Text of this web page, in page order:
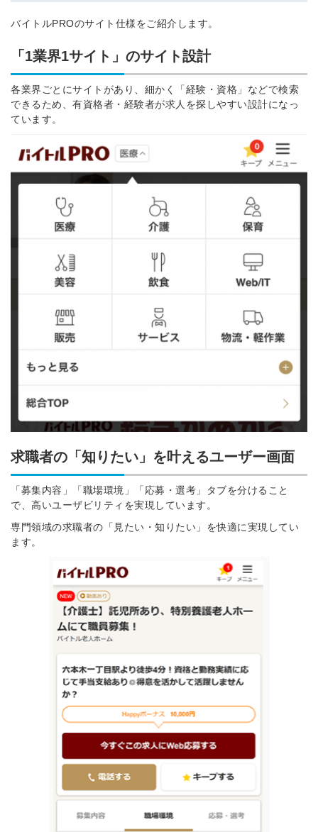
バイトルPROのサイト仕様をご紹介します。
「1業界1サイト」のサイト設計
各業界ごとにサイトがあり、細かく「経験・資格」などで検索
できるため、有資格者・経験者が求人を探しやすい設計になっ
ています。
求職者の「知りたい」を叶えるユーザー画面
「募集内容」「職場環境」「応募・選考」タブを分けること
で、高いユーザビリティを実現しています。
専門領域の求職者の「見たい・知りたい」を快適に実現してい
ます。
する
ログイン
許可なく投稿すること
※ログインIDとなります
同意のうえ
登録する
他サービスIDで登録
みんなの採用部があなたの許可なく投稿すること